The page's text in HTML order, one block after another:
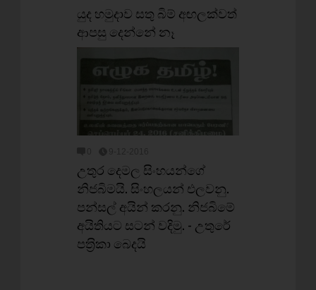
යුද හමුදාව සතු බිම් අඟලක්‌වත්
ආපසු දෙන්නේ නෑ
උතුර දෙමල සිංහයන්ගේ
නිජබිමයි. සිංහලයන් එලවනු.
පන්සල් අයින් කරනු. නිජබිමේ
අයිතියට සටන් වදිමු. - උතුරේ
පත‍්‍රිකා බෙදයි